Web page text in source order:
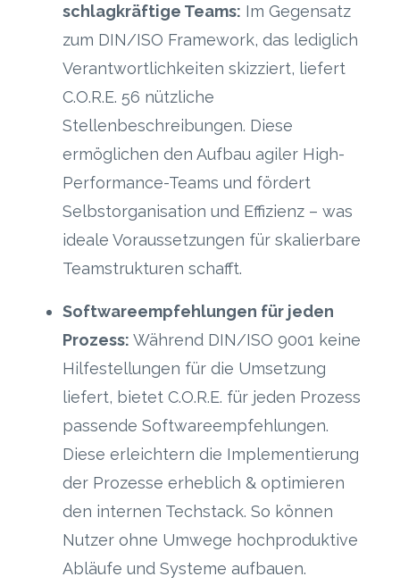
schlagkräftige Teams: Im Gegensatz
zum DIN/ISO Framework, das lediglich
Verantwortlichkeiten skizziert, liefert
C.O.R.E. 56 nützliche
Stellenbeschreibungen. Diese
ermöglichen den Aufbau agiler High-
Performance-Teams und fördert
Selbstorganisation und Effizienz – was
ideale Voraussetzungen für skalierbare
Teamstrukturen schafft.
Softwareempfehlungen für jeden
Prozess: Während DIN/ISO 9001 keine
Hilfestellungen für die Umsetzung
liefert, bietet C.O.R.E. für jeden Prozess
passende Softwareempfehlungen.
Diese erleichtern die Implementierung
der Prozesse erheblich & optimieren
den internen Techstack. So können
Nutzer ohne Umwege hochproduktive
Abläufe und Systeme aufbauen.